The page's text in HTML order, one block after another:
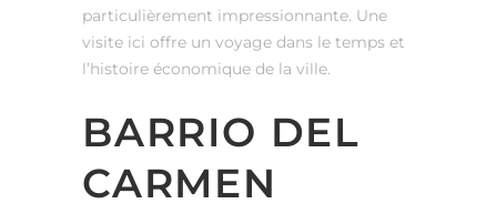
particulièrement impressionnante. Une
visite ici offre un voyage dans le temps et
l’histoire économique de la ville.
BARRIO DEL
CARMEN